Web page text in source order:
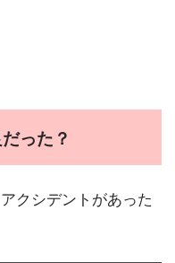
った？
クシデントがあった